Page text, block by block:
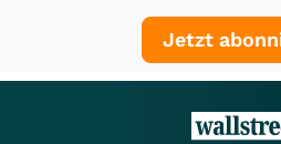
Jetzt